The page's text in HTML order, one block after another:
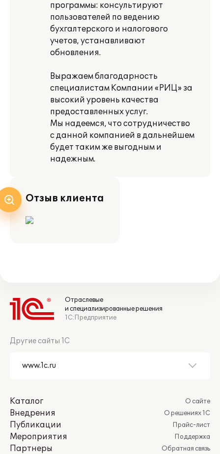
программы: консультируют
пользователей по ведению
бухгалтерского и налогового
учетов, устанавливают
обновления.
Выражаем благодарность
специалистам Компании «РИЦ» за
высокий уровень качества
предоставленных услуг.
Мы надеемся, что сотрудничество
с данной компанией в дальнейшем
будет таким же выгодным и
надежным.
Отзыв клиента
Отраслевые
и специализированные решения
1С:Предприятие
Другие сайты 1С
Каталог
Внедрения
Публикации
Мероприятия
Партнеры
О сайте
О решениях 1С
Прайс-лист
Поддержка
Обратная связь